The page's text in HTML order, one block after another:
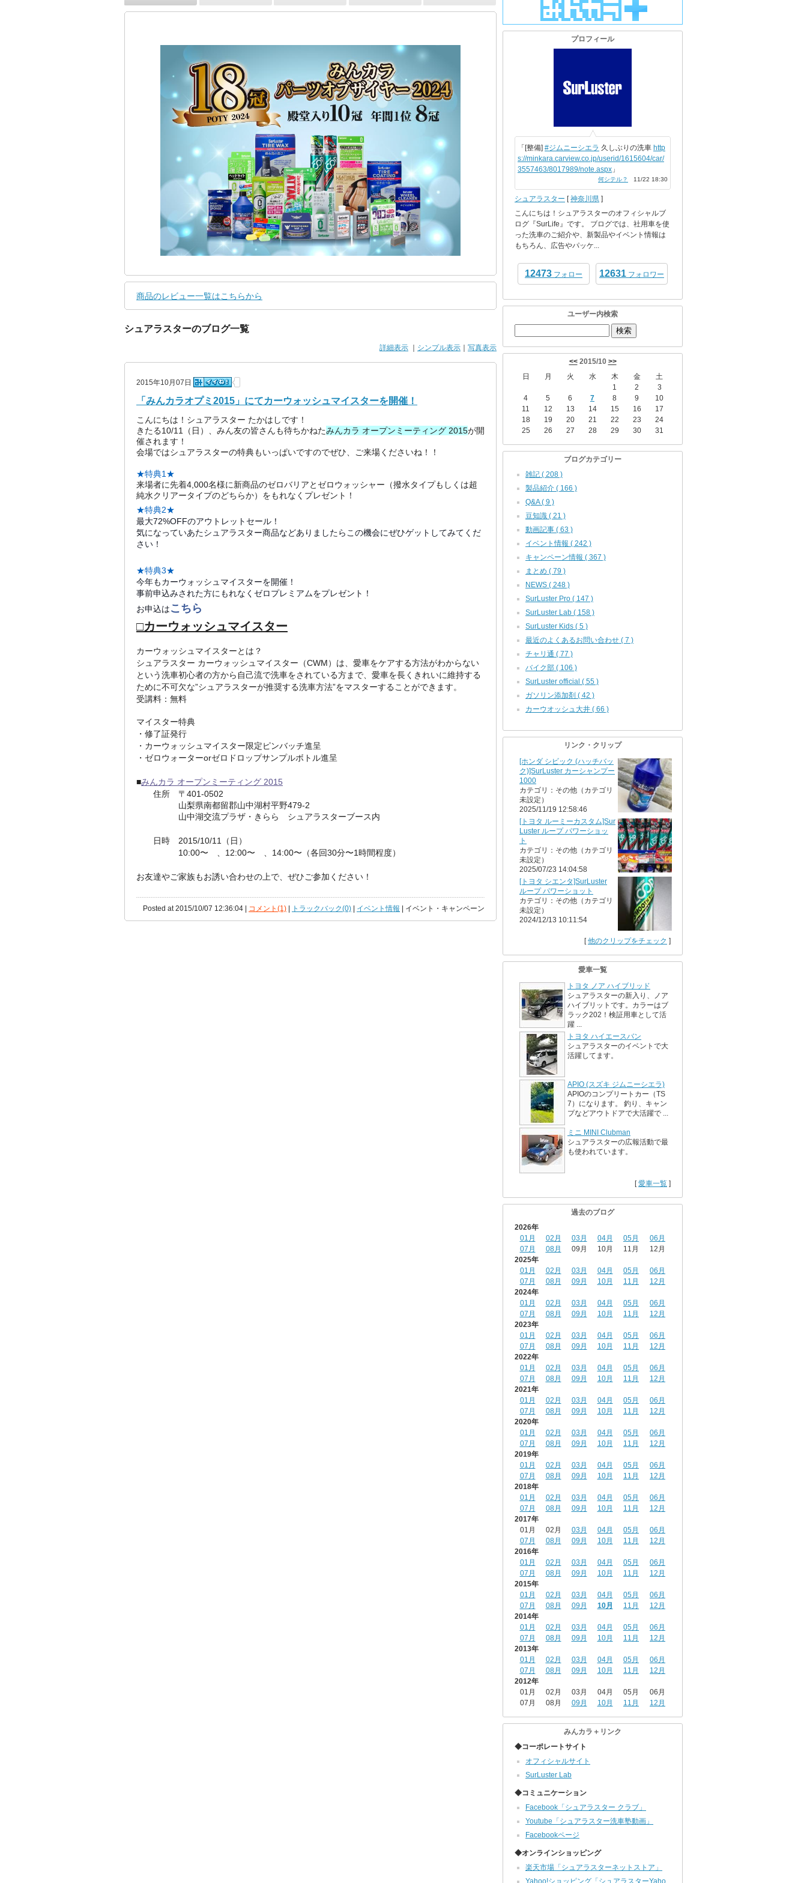
商品のレビュー一覧はこちらから
シュアラスターのブログ一覧
詳細表示 ｜ シンプル表示 ｜ 写真表示
2015年10月07日
「みんカラオプミ2015」にてカーウォッシュマイスターを開催！
こんにちは！シュアラスター たかはしです！
きたる10/11（日）、みん友の皆さんも待ちかねたみんカラ オープンミーティング 2015が開
催されます！
会場ではシュアラスターの特典もいっぱいですのでぜひ、ご来場くださいね！！
★特典1★
来場者に先着4,000名様に新商品のゼロバリアとゼロウォッシャー（撥水タイプもしくは超
純水クリアータイプのどちらか）をもれなくプレゼント！
★特典2★
最大72%OFFのアウトレットセール！
気になっていあたシュアラスター商品などありましたらこの機会にぜひゲットしてみてくだ
さい！
★特典3★
今年もカーウォッシュマイスターを開催！
事前申込みされた方にもれなくゼロプレミアムをプレゼント！
お申込はこちら
□カーウォッシュマイスター
カーウォッシュマイスターとは？
シュアラスター カーウォッシュマイスター（CWM）は、愛車をケアする方法がわからない
という洗車初心者の方から自己流で洗車をされている方まで、愛車を長くきれいに維持する
ために不可欠な”シュアラスターが推奨する洗車方法”をマスターすることができます。
受講料：無料
マイスター特典
・修了証発行
・カーウォッシュマイスター限定ピンバッチ進呈
・ゼロウォーターorゼロドロップサンプルボトル進呈
■みんカラ オープンミーティング 2015
住所 〒401-0502
山梨県南都留郡山中湖村平野479-2
山中湖交流プラザ・きらら シュアラスターブース内
日時 2015/10/11（日）
10:00〜 、12:00〜 、14:00〜（各回30分〜1時間程度）
お友達やご家族もお誘い合わせの上で、ぜひご参加ください！
Posted at 2015/10/07 12:36:04 | コメント(1) | トラックバック(0) | イベント情報 | イベント・キャンペーン
プロフィール
「[整備] #ジムニーシエラ 久しぶりの洗車 http
s://minkara.carview.co.jp/userid/1615604/car/
3557463/8017989/note.aspx 」
何シテル？ 11/22 18:30
シュアラスター [神奈川県 ]
こんにちは！シュアラスターのオフィシャルブ
ログ『SurLife』です。 ブログでは、社用車を使
った洗車のご紹介や、新製品やイベント情報は
もちろん、広告やパッケ...
12473 フォロー 12631 フォロワー
ユーザー内検索
<<2015/10 >>
日
月 火 水 木 金
土
1
2
3
4
5 6 7 8 9
10
11
12 13 14 15 16
17
18
19 20 21 22 23
24
25
26 27 28 29 30 31
ブログカテゴリー
雑記 ( 208 )
製品紹介 ( 166 )
Q&A ( 9 )
豆知識 ( 21 )
動画記事 ( 63 )
イベント情報 ( 242 )
キャンペーン情報 ( 367 )
まとめ ( 79 )
NEWS ( 248 )
SurLuster Pro ( 147 )
SurLuster Lab ( 158 )
SurLuster Kids ( 5 )
最近のよくあるお問い合わせ ( 7 )
チャリ通 ( 77 )
バイク部 ( 106 )
SurLuster official ( 55 )
ガソリン添加剤 ( 42 )
カーウオッシュ大井 ( 66 )
リンク・クリップ
[ホンダ シビック (ハッチバッ
ク)]SurLuster カーシャンプー
1000
カテゴリ：その他（カテゴリ
未設定）
2025/11/19 12:58:46
[トヨタ ルーミーカスタム]Sur
Luster ループ パワーショッ
ト
カテゴリ：その他（カテゴリ
未設定）
2025/07/23 14:04:58
[トヨタ シエンタ]SurLuster
ループ パワーショット
カテゴリ：その他（カテゴリ
未設定）
2024/12/13 10:11:54
[他のクリップをチェック ]
愛車一覧
トヨタ ノア ハイブリッド
シュアラスターの新入り、ノア
ハイブリットです。カラーはブ
ラック202！検証用車として活
躍 ...
トヨタ ハイエースバン
シュアラスターのイベントで大
活躍してます。
APIO (スズキ ジムニーシエラ)
APIOのコンプリートカー（TS
7）になります。 釣り、キャン
プなどアウトドアで大活躍で ...
ミニ MINI Clubman
シュアラスターの広報活動で最
も使われています。
[愛車一覧 ]
過去のブログ
2026年
01月
02月 03月 04月 05月
06月
07月
08月 09月 10月 11月
12月
2025年
01月
02月 03月 04月 05月
06月
07月
08月 09月 10月 11月
12月
2024年
01月
02月 03月 04月 05月
06月
07月
08月 09月 10月 11月
12月
2023年
01月
02月 03月 04月 05月
06月
07月
08月 09月 10月 11月
12月
2022年
01月
02月 03月 04月 05月
06月
07月
08月 09月 10月 11月
12月
2021年
01月
02月 03月 04月 05月
06月
07月
08月 09月 10月 11月
12月
2020年
01月
02月 03月 04月 05月
06月
07月
08月 09月 10月 11月
12月
2019年
01月
02月 03月 04月 05月
06月
07月
08月 09月 10月 11月
12月
2018年
01月
02月 03月 04月 05月
06月
07月
08月 09月 10月 11月
12月
2017年
01月
02月 03月 04月 05月
06月
07月
08月 09月 10月 11月
12月
2016年
01月
02月 03月 04月 05月
06月
07月
08月 09月 10月 11月
12月
2015年
01月
02月 03月 04月 05月
06月
07月
08月 09月 10月 11月
12月
2014年
01月
02月 03月 04月 05月
06月
07月
08月 09月 10月 11月
12月
2013年
01月
02月 03月 04月 05月
06月
07月
08月 09月 10月 11月
12月
2012年
01月
02月 03月 04月 05月
06月
07月
08月 09月 10月 11月 12月
みんカラ＋リンク
◆コーポレートサイト
オフィシャルサイト
SurLuster Lab
◆コミュニケーション
Facebook「シュアラスター クラブ」
Youtube「シュアラスター洗車塾動画」
Facebookページ
◆オンラインショッピング
楽天市場「シュアラスターネットストア」
Yahoo!ショッピング「シュアラスターYaho